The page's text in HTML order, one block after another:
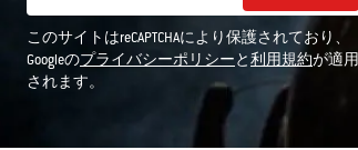
このサイトはreCAPTCHAにより保護されており、
Googleのプライバシーポリシーと利用規約が適用
されます。